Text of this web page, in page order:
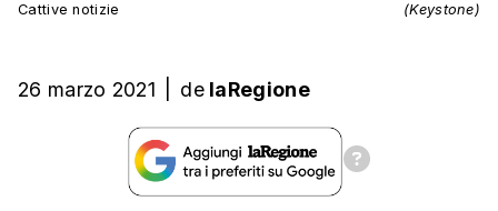
Cattive notizie (Keystone)
26 marzo 2021 de laRegione